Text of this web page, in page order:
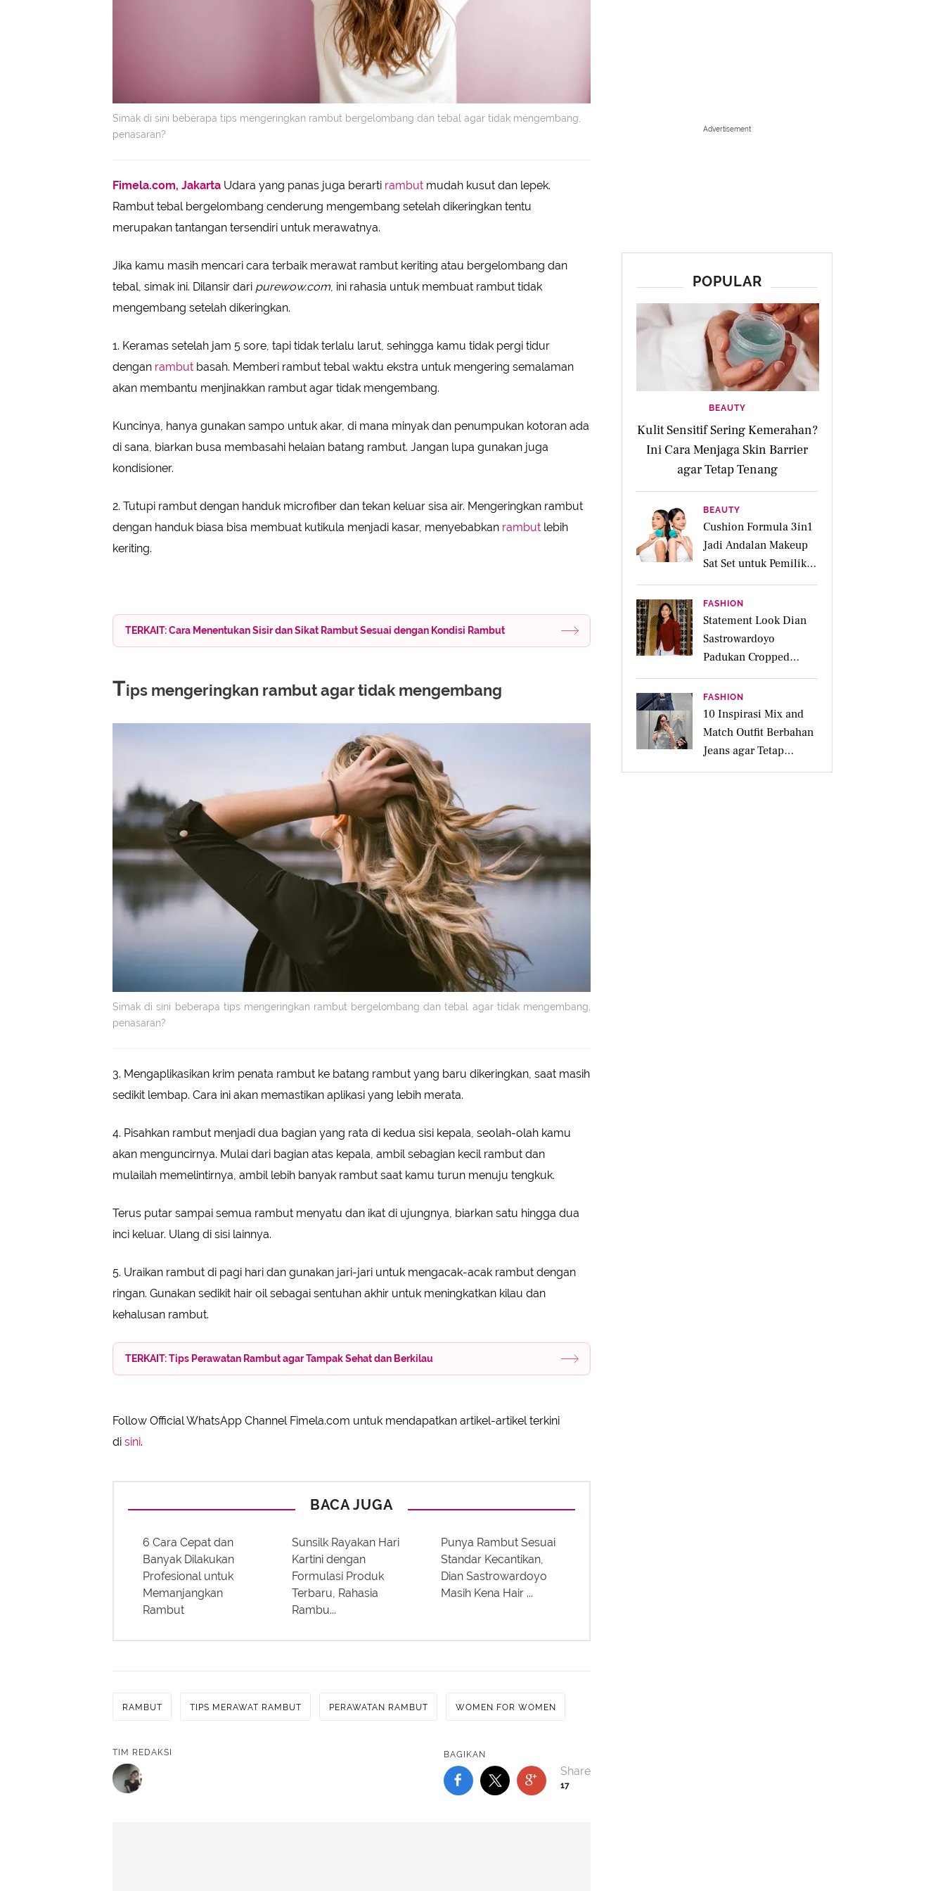
Simak di sini beberapa tips mengeringkan rambut bergelombang dan tebal agar tidak mengembang,
penasaran?
Fimela.com, Jakarta Udara yang panas juga berarti rambut mudah kusut dan lepek.
Rambut tebal bergelombang cenderung mengembang setelah dikeringkan tentu
merupakan tantangan tersendiri untuk merawatnya.
Jika kamu masih mencari cara terbaik merawat rambut keriting atau bergelombang dan
tebal, simak ini. Dilansir dari purewow.com , ini rahasia untuk membuat rambut tidak
mengembang setelah dikeringkan.
1. Keramas setelah jam 5 sore, tapi tidak terlalu larut, sehingga kamu tidak pergi tidur
dengan rambut basah. Memberi rambut tebal waktu ekstra untuk mengering semalaman
akan membantu menjinakkan rambut agar tidak mengembang.
Kuncinya, hanya gunakan sampo untuk akar, di mana minyak dan penumpukan kotoran ada
di sana, biarkan busa membasahi helaian batang rambut. Jangan lupa gunakan juga
kondisioner.
2. Tutupi rambut dengan handuk microfiber dan tekan keluar sisa air. Mengeringkan rambut
dengan handuk biasa bisa membuat kutikula menjadi kasar, menyebabkan rambut lebih
keriting.
TERKAIT: Cara Menentukan Sisir dan Sikat Rambut Sesuai dengan Kondisi Rambut
Tips mengeringkan rambut agar tidak mengembang
Simak di sini beberapa tips mengeringkan rambut bergelombang dan tebal agar tidak mengembang,
penasaran?
3. Mengaplikasikan krim penata rambut ke batang rambut yang baru dikeringkan, saat masih
sedikit lembap. Cara ini akan memastikan aplikasi yang lebih merata.
4. Pisahkan rambut menjadi dua bagian yang rata di kedua sisi kepala, seolah-olah kamu
akan menguncirnya. Mulai dari bagian atas kepala, ambil sebagian kecil rambut dan
mulailah memelintirnya, ambil lebih banyak rambut saat kamu turun menuju tengkuk.
Terus putar sampai semua rambut menyatu dan ikat di ujungnya, biarkan satu hingga dua
inci keluar. Ulang di sisi lainnya.
5. Uraikan rambut di pagi hari dan gunakan jari-jari untuk mengacak-acak rambut dengan
ringan. Gunakan sedikit hair oil sebagai sentuhan akhir untuk meningkatkan kilau dan
kehalusan rambut.
TERKAIT: Tips Perawatan Rambut agar Tampak Sehat dan Berkilau
Follow Official WhatsApp Channel Fimela.com untuk mendapatkan artikel-artikel terkini
di sini.
BACA JUGA
6 Cara Cepat dan
Banyak Dilakukan
Profesional untuk
Memanjangkan
Rambut
Sunsilk Rayakan Hari
Kartini dengan
Formulasi Produk
Terbaru, Rahasia
Rambu...
Punya Rambut Sesuai
Standar Kecantikan,
Dian Sastrowardoyo
Masih Kena Hair ...
RAMBUT TIPS MERAWAT RAMBUT PERAWATAN RAMBUT WOMEN FOR WOMEN
TIM REDAKSI BAGIKAN
17
Advertisement
POPULAR
BEAUTY
Kulit Sensitif Sering Kemerahan?
Ini Cara Menjaga Skin Barrier
agar Tetap Tenang
BEAUTY
Cushion Formula 3in1
Jadi Andalan Makeup
Sat Set untuk Pemilik
Kulit Acne Prone
FASHION
Statement Look Dian
Sastrowardoyo
Padukan Cropped
Beskap dan Ripped
Jeans, Hadirkan Pesona
Kartini yang Edgy
FASHION
10 Inspirasi Mix and
Match Outfit Berbahan
Jeans agar Tetap
Tampil Stylish